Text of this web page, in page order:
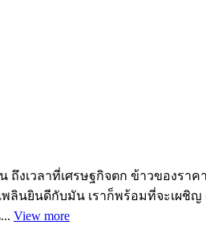
ถึงเวลาที่เศรษฐกิจตก ข้าวของรา
ลินยินดีกับมัน เราก็พร้อมที่จะเผชิญ
View more